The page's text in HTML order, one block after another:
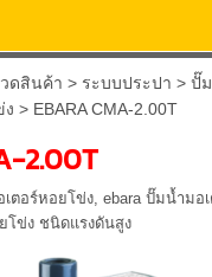
ดสินค้า > ระบบประปา > ปั๊
ง > EBARA CMA-2.00T
2.00T
ตอร์หอยโข่ง, ebara ปั๊มน้ำมอ
โข่ง ชนิดแรงดันสูง